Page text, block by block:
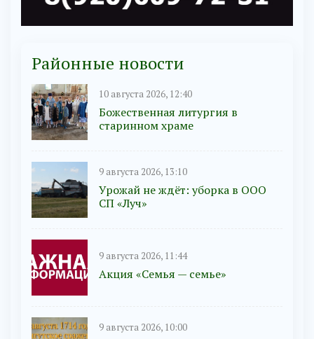
Районные новости
10 августа 2026, 12:40
Божественная литургия в
старинном храме
9 августа 2026, 13:10
Урожай не ждёт: уборка в ООО
СП «Луч»
9 августа 2026, 11:44
Акция «Семья — семье»
9 августа 2026, 10:00